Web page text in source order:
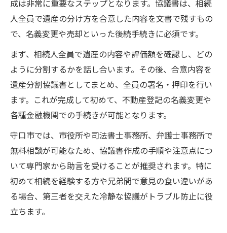
成は非常に重要なステップとなります。協議書は、相続
人全員で遺産の分け方を合意した内容を文書で残すもの
で、名義変更や売却といった後続手続きに必須です。
まず、相続人全員で遺産の内容や評価額を確認し、どの
ように分割するかを話し合います。その後、合意内容を
遺産分割協議書としてまとめ、全員の署名・押印を行い
ます。これが完成して初めて、不動産登記の名義変更や
各種金融機関での手続きが可能となります。
守口市では、市役所や司法書士事務所、弁護士事務所で
無料相談が可能なため、協議書作成の手順や注意点につ
いて専門家から助言を受けることが推奨されます。特に
初めて相続を経験する方や兄弟間で意見の食い違いがあ
る場合、第三者を交えた冷静な協議がトラブル防止に役
立ちます。